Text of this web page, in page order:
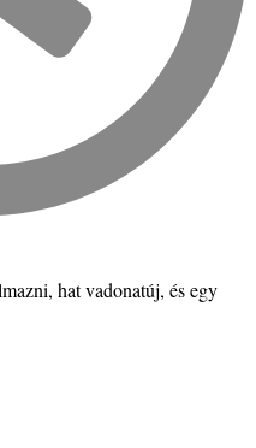
hat vadonatúj, és egy